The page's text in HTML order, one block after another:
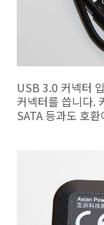
USB 3.0 커넥터
커넥터를 씁니다.
SATA 등과도 호